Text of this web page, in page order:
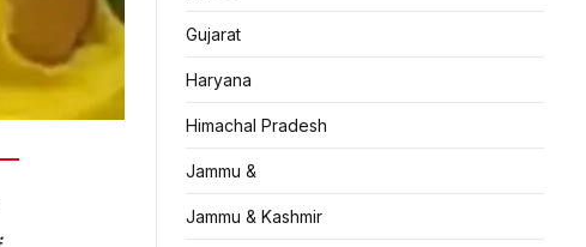
Gujarat
Haryana
Himachal Pradesh
Jammu &
Jammu & Kashmir